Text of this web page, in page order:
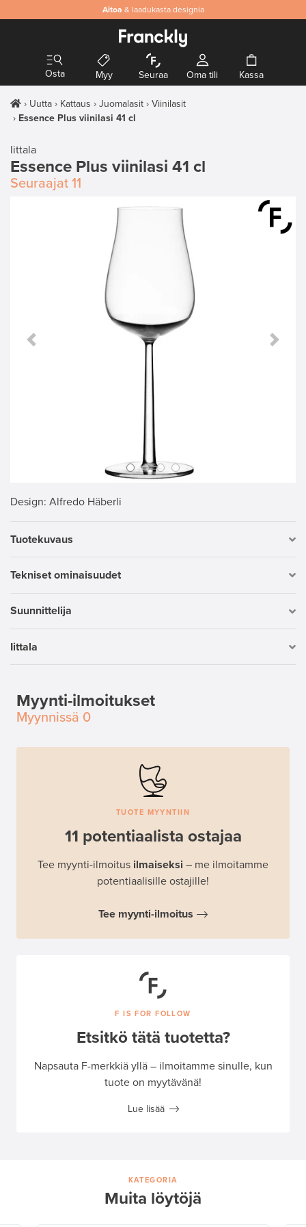
Aitoa & laadukasta designia
Osta Myy Seuraa Oma tili Kassa
Uutta Kattaus Juomalasit
Viinilasit
Essence Plus viinilasi 41 cl
Iittala
Essence Plus viinilasi 41 cl
Seuraajat 11
Previous Slide Next
Design: Alfredo Häberli
Tuotekuvaus
Tekniset ominaisuudet
Suunnittelija
Iittala
Myynti-ilmoitukset
Myynnissä 0
TUOTE MYYNTIIN
11 potentiaalista ostajaa
Tee myynti-ilmoitus ilmaiseksi – me ilmoitamme
potentiaalisille ostajille!
Tee myynti-ilmoitus
F IS FOR FOLLOW
Etsitkö tätä tuotetta?
Napsauta F-merkkiä yllä – ilmoitamme sinulle, kun
tuote on myytävänä!
Lue lisää
KATEGORIA
Muita löytöjä